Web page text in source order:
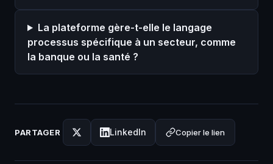
La plateforme gère-t-elle le langage
processus spécifique à un secteur, comme
la banque ou la santé ?
PARTAGER LinkedIn Copier le lien